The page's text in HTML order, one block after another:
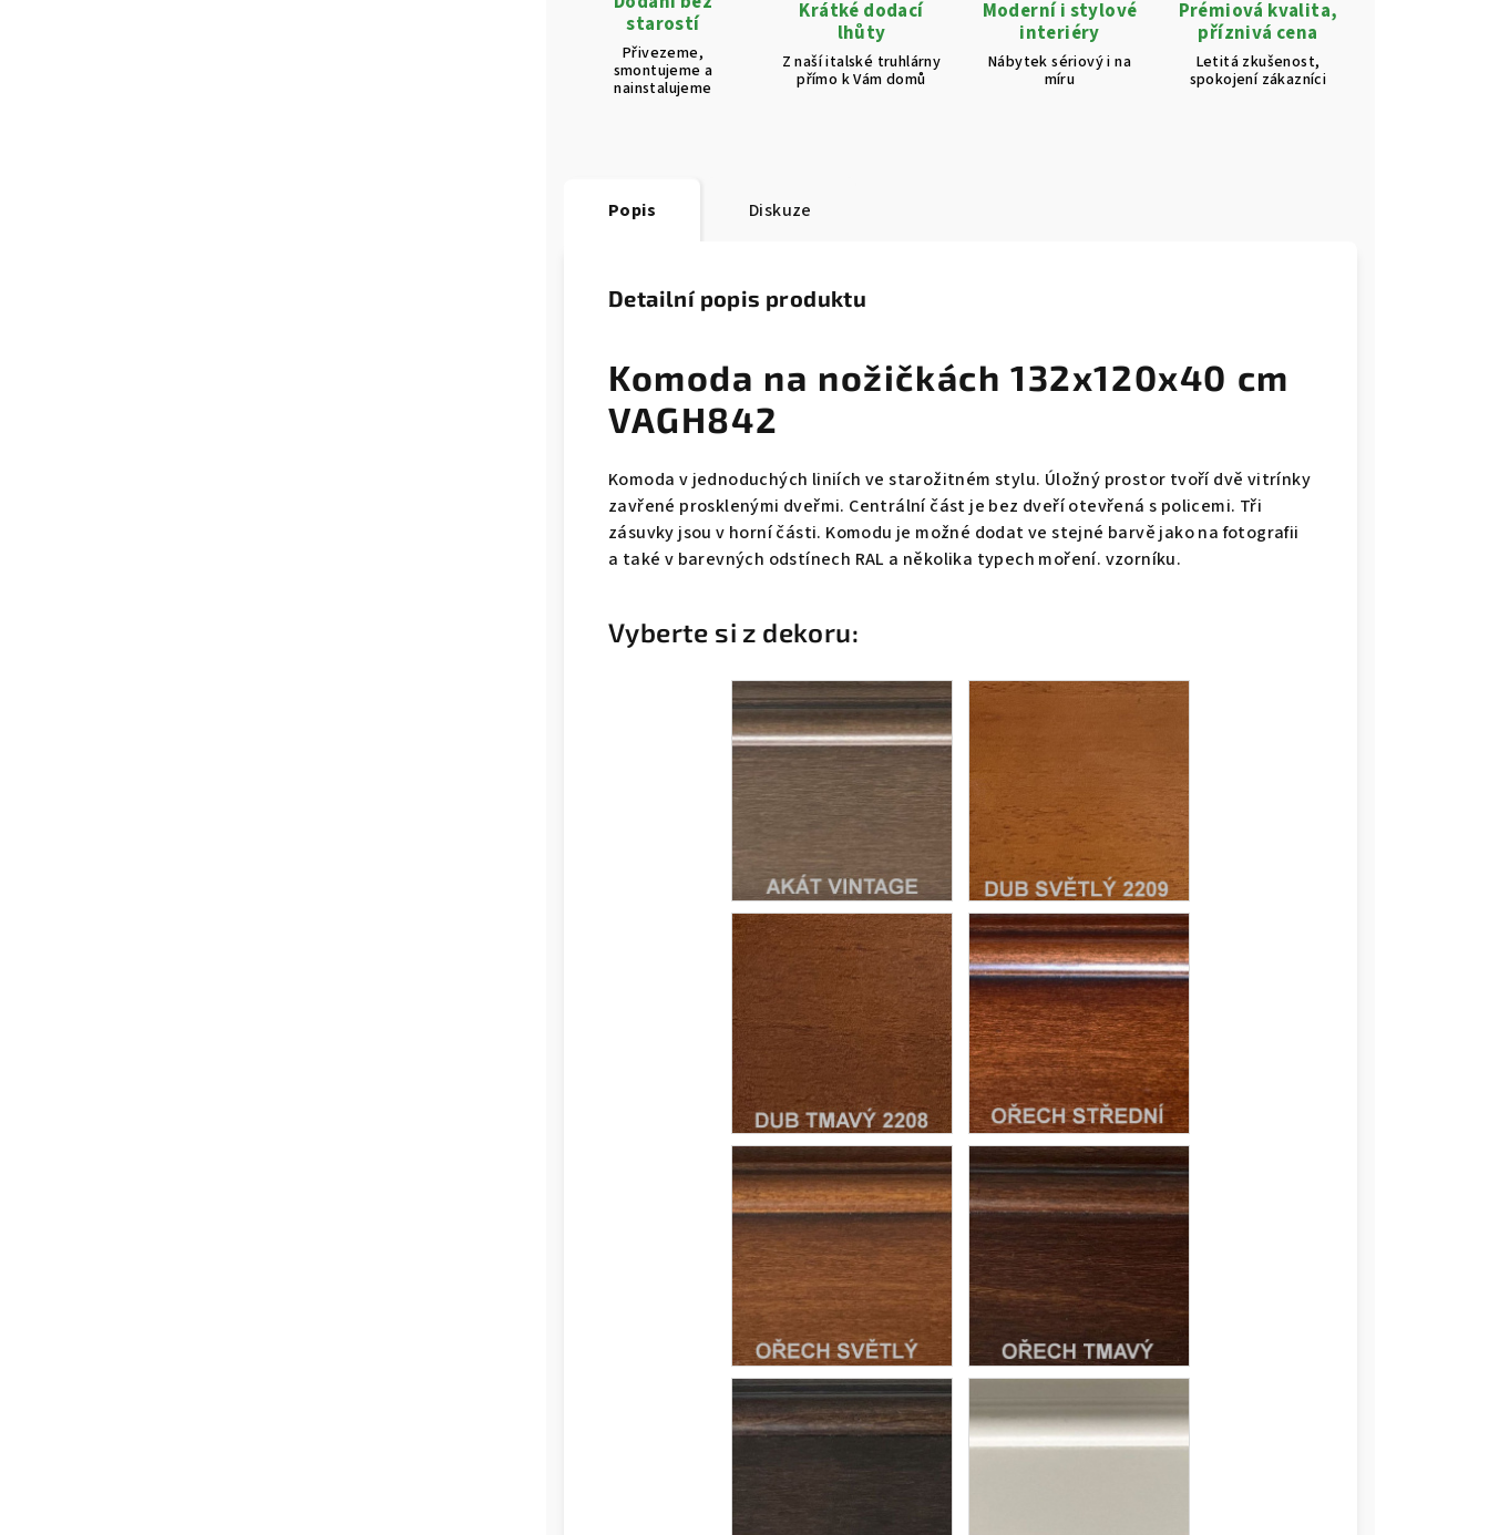
starostí
Přivezeme,
smontujeme a
nainstalujeme
Krátké dodací
lhůty
Z naší italské truhlárny
přímo k Vám domů
Moderní i stylové
interiéry
Nábytek sériový i na
míru
Prémiová kvalita,
příznivá cena
Letitá zkušenost,
spokojení zákazníci
Popis Diskuze
Detailní popis produktu
Komoda na nožičkách 132x120x40 cm
VAGH842
Komoda v jednoduchých liniích ve starožitném stylu. Úložný prostor tvoří dvě vitrínky
zavřené prosklenými dveřmi. Centrální část je bez dveří otevřená s policemi. Tři
zásuvky jsou v horní části. Komodu je možné dodat ve stejné barvě jako na fotografii
a také v barevných odstínech RAL a několika typech moření. vzorníku.
Vyberte si z dekoru: